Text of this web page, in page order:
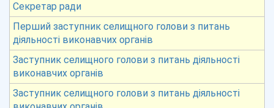
Секретар ради
Перший заступник селищного голови з питань
діяльності виконавчих органів
Заступник селищного голови з питань діяльності
виконавчих органів
Заступник селищного голови з питань діяльності